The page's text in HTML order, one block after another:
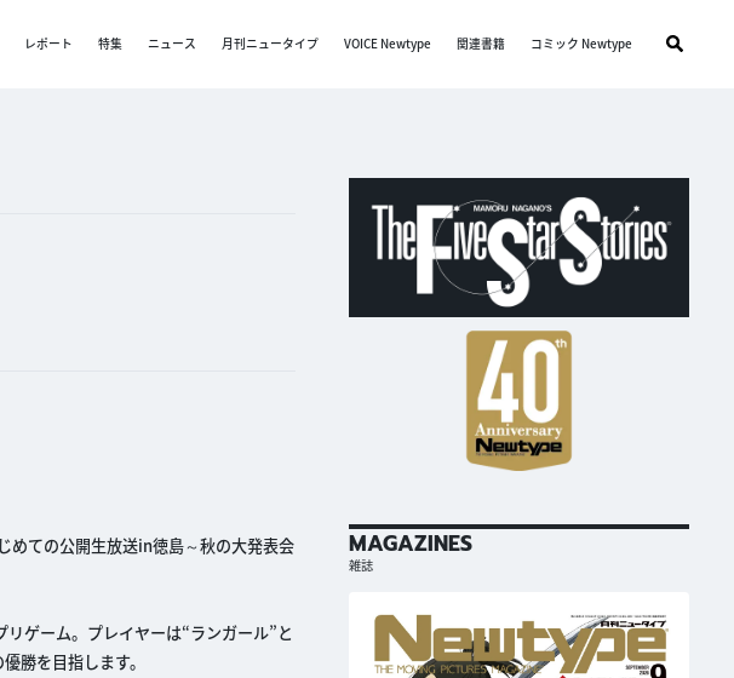
レポート 特集 ニュース 月刊ニュータイプ VOICE Newtype 関連書籍 コミック Newtype
めての公開生放送in徳島～秋の大発表会
ゲーム。プレイヤーは“ランガール”と
勝を目指します。
MAGAZINES
雑誌